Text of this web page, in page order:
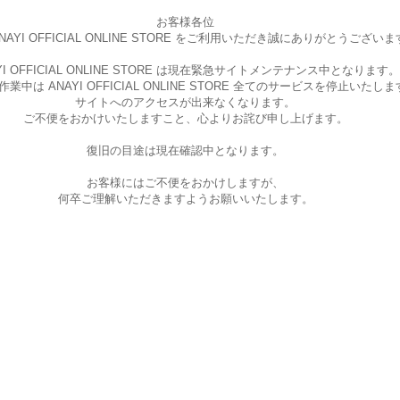
お客様各位
OFFICIAL ONLINE STORE をご利用いただき誠にありがとうございま
OFFICIAL ONLINE STORE は現在緊急サイトメンテナンス中となります。
業中は ANAYI OFFICIAL ONLINE STORE 全てのサービスを停止いたしま
サイトへのアクセスが出来なくなります。
ご不便をおかけいたしますこと、 心よりお詫び申し上げます。
復旧の目途は現在確認中となります。
お客様にはご不便をおかけしますが、
何卒ご理解いただきますようお願いいたします。